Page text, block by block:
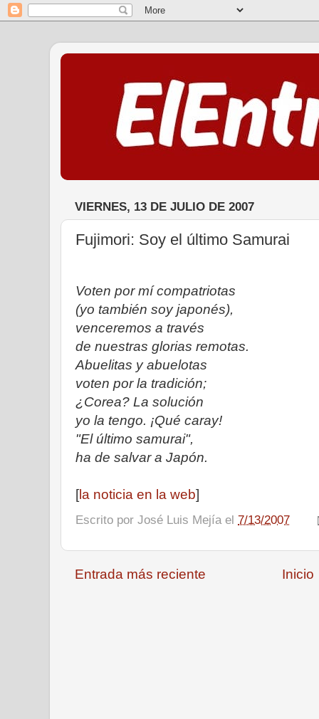
VIERNES, 13 DE JULIO DE 2007
Fujimori: Soy el último Samurai
Voten por mí compatriotas
(yo también soy japonés),
venceremos a través
de nuestras glorias remotas.
Abuelitas y abuelotas
voten por la tradición;
¿Corea? La solución
yo la tengo. ¡Qué caray!
"El último samurai",
ha de salvar a Japón.
[la noticia en la web]
Escrito por José Luis Mejía el 7/13/2007
Entrada más reciente Inicio